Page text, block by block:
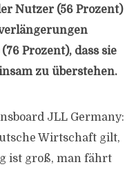
Nutzer (56 Prozent)
Prozent), dass sie
zu überstehen.
JLL Germany:
Wirtschaft gilt,
ist groß, man fährt